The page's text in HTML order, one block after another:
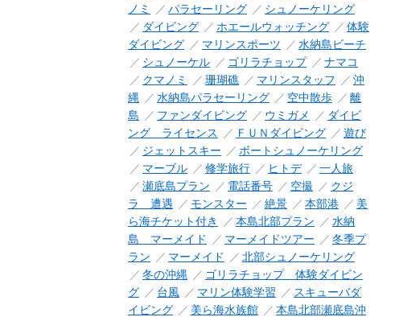
ノミ
パラセーリング
シュノーケリング
ダイビング
ホエールウォッチング
体験
ダイビング
マリンスポーツ
水納島ビーチ
シュノーケル
ゴリラチョップ
ナマコ
クマノミ
珊瑚礁 マリンスタッフ
沖
縄
水納島パラセーリング 空中散歩
離
島
ファンダイビング ウミガメ
ダイビ
ング ライセンス
ＦＵＮダイビング
遊び
ジェットスキー
ボートシュノーケリング
マーブル
修学旅行 ヒトデ
一人旅
瀬底島プラン
電話番号 空撮
クジ
ラ 遭遇
モンスター 絶景 本部港
美
ら海チケット付き
本島北部プラン
水納
島 マーメイド
マーメイドツアー
冬季プ
ラン
マーメイド
北部シュノーケリング
冬の沖縄
ゴリラチョップ 体験ダイビン
グ
台風 マリン体験学習
スキューバダ
イビング
美ら海水族館
本島北部瀬底島沖